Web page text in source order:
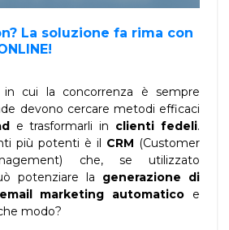
La soluzione fa rima con
in cui la concorrenza è sempre
devono cercare metodi efficaci
e trasformarli in clienti fedeli.
più potenti è il CRM (Customer
che, se utilizzato
potenziare la generazione di
email marketing automatico e
modo?